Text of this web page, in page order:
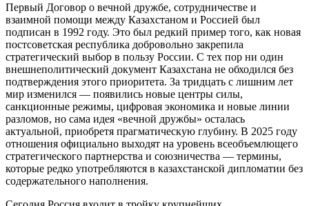
Первый Договор о вечной дружбе, сотрудничестве и
взаимной помощи между Казахстаном и Россией был
подписан в 1992 году. Это был редкий пример того, как новая
постсоветская республика добровольно закрепила
стратегический выбор в пользу России. С тех пор ни один
внешнеполитический документ Казахстана не обходился без
подтверждения этого приоритета. За тридцать с лишним лет
мир изменился — появились новые центры силы,
санкционные режимы, цифровая экономика и новые линии
разломов, но сама идея «вечной дружбы» осталась
актуальной, приобретя прагматическую глубину. В 2025 году
отношения официально выходят на уровень всеобъемлющего
стратегического партнерства и союзничества — термины,
которые редко употребляются в казахстанской дипломатии без
содержательного наполнения.